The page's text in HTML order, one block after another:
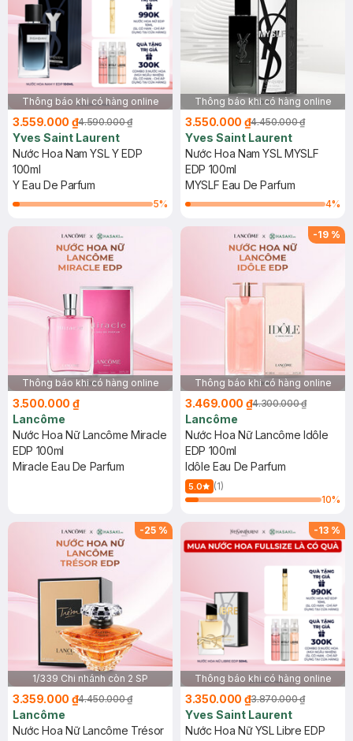
Thông báo khi có hàng online
3.559.000 ₫4.590.000 ₫
Yves Saint Laurent
Nước Hoa Nam YSL Y EDP
100ml
Y Eau De Parfum
5%
Thông báo khi có hàng online
3.550.000 ₫4.450.000 ₫
Yves Saint Laurent
Nước Hoa Nam YSL MYSLF
EDP 100ml
MYSLF Eau De Parfum
4%
Thông báo khi có hàng online
3.500.000 ₫
Lancôme
Nước Hoa Nữ Lancôme Miracle
EDP 100ml
Miracle Eau De Parfum
-19 %
Thông báo khi có hàng online
3.469.000 ₫4.300.000 ₫
Lancôme
Nước Hoa Nữ Lancôme Idôle
EDP 100ml
Idôle Eau De Parfum
5.0
(1)
10%
-25 %
1/339 Chi nhánh còn 2 SP
3.359.000 ₫4.450.000 ₫
Lancôme
Nước Hoa Nữ Lancôme Trésor
-13 %
Thông báo khi có hàng online
3.350.000 ₫3.870.000 ₫
Yves Saint Laurent
Nước Hoa Nữ YSL Libre EDP